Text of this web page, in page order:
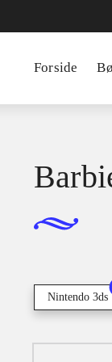
Forside
Nintendo 3ds